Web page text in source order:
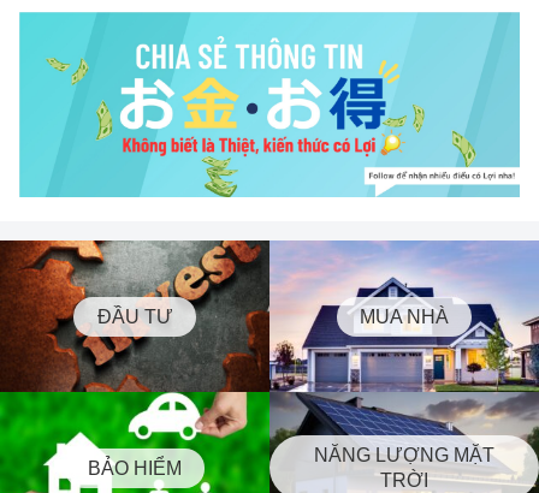
ĐẦU TƯ MUA NHÀ
BẢO HIỂM
NĂNG LƯỢNG MẶT
TRỜI